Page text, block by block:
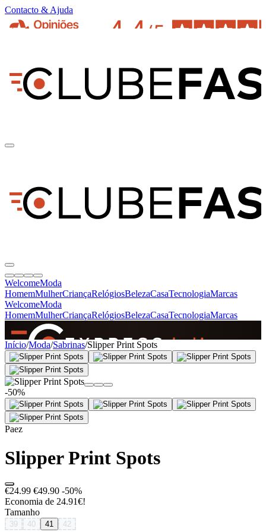
Contacto & Ajuda
WelcomeModa
HomemMulherCriançaRelógiosBelezaCasaTecnologiaMarcas
WelcomeModa
HomemMulherCriançaRelógiosBelezaCasaTecnologiaMarcas
SINCE 2005
+de 36.000 reviews
Início/Moda/Sabrinas/Slipper Print Spots
-50%
Paez
Slipper Print Spots
€24.99 €49.90 -50%
Economia de 24.91€!
Tamanho
39 40 41 42